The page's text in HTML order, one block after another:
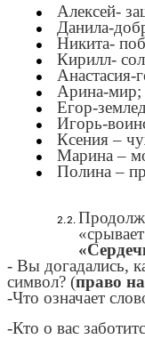
Алексей-
Данила-
Никита-
Кирилл-
Анастасия-
Арина-мир;
Егор-
Игорь-
Ксения –
Марина –
Полина –
- Вы догадались,
символ? (право
-Что означает
-Кто о вас